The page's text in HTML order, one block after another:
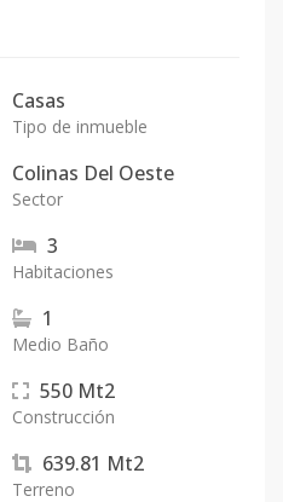
Casas
Tipo de inmueble
Colinas Del Oeste
Sector
3
Habitaciones
1
Medio Baño
550 Mt2
Construcción
639.81 Mt2
Terreno